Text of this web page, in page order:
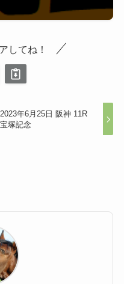
してね！
2023年6月25日 阪神 11R
宝塚記念